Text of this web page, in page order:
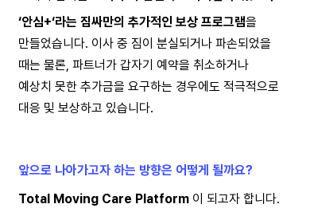
‘안심+‘라는 짐싸만의 추가적인 보상 프로그램을
만들었습니다. 이사 중 짐이 분실되거나 파손되었을
때는 물론, 파트너가 갑자기 예약을 취소하거나
예상치 못한 추가금을 요구하는 경우에도 적극적으로
대응 및 보상하고 있습니다.
앞으로 나아가고자 하는 방향은 어떻게 될까요?
Total Moving Care Platform 이 되고자 합니다.